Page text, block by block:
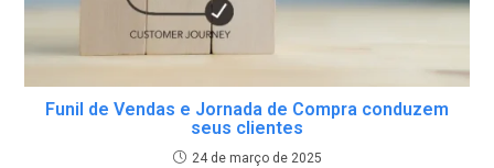
Funil de Vendas e Jornada de Compra conduzem
seus clientes
24 de março de 2025